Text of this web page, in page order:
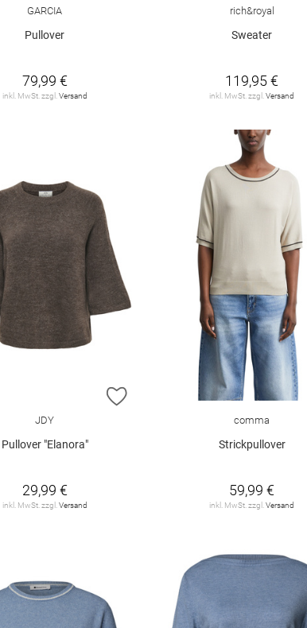
GARCIA
Pullover
79,99 €
inkl. MwSt. zzgl. Versand
rich&royal
Sweater
119,95 €
inkl. MwSt. zzgl.Versand
ZUR WUNSCHLISTE HINZUFÜGEN
JDY
Pullover "Elanora"
29,99 €
inkl. MwSt. zzgl. Versand
comma
Strickpullover
59,99 €
inkl. MwSt. zzgl.Versand